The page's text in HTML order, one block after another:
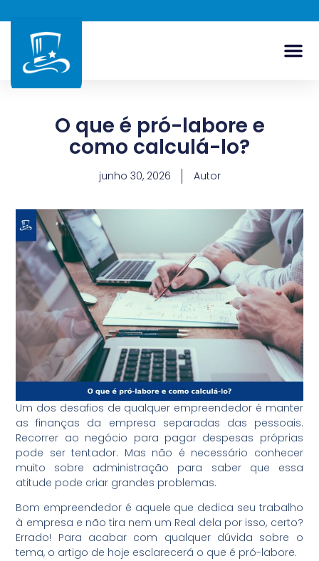
O que é pró-labore e
como calculá-lo?
junho 30, 2026 Autor
Um dos desafios de qualquer empreendedor é manter
as finanças da empresa separadas das pessoais.
Recorrer ao negócio para pagar despesas próprias
pode ser tentador. Mas não é necessário conhecer
muito sobre administração para saber que essa
atitude pode criar grandes problemas.
Bom empreendedor é aquele que dedica seu trabalho
à empresa e não tira nem um Real dela por isso, certo?
Errado! Para acabar com qualquer dúvida sobre o
tema, o artigo de hoje esclarecerá o que é pró-labore.